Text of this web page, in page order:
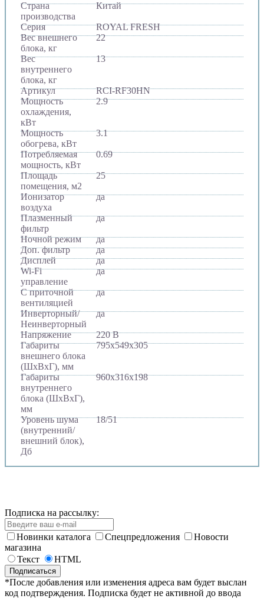
Страна
производства
Китай
Серия
ROYAL FRESH
Вес внешнего
блока, кг
22
Вес
внутреннего
блока, кг
13
Артикул
RCI-RF30HN
Мощность
охлаждения,
кВт
2.9
Мощность
обогрева, кВт
3.1
Потребляемая
мощность, кВт
0.69
Площадь
помещения, м2
25
Ионизатор
воздуха
да
Плазменный
фильтр
да
Ночной режим
да
Доп. фильтр
да
Дисплей
да
Wi-Fi
управление
да
С приточной
вентиляцией
да
Инверторный/
Неинверторный
да
Напряжение
220 В
Габариты
внешнего блока
(ШхВхГ), мм
795х549х305
Габариты
внутреннего
блока (ШхВхГ),
мм
960х316х198
Уровень шума
(внутренний/
внешний блок),
Дб
18/51
Подписка на рассылку:
Новинки каталога Спецпредложения
Новости
магазина
Текст
HTML
*После добавления или изменения адреса вам будет выслан
код подтверждения. Подписка будет не активной до ввода